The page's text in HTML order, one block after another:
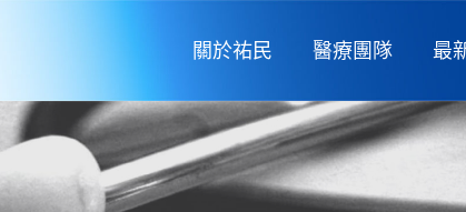
關於祐民 醫療團隊 最